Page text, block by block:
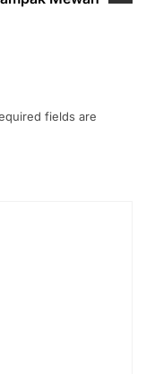
fields are